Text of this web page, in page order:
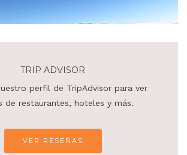
TRIP ADVISOR
perfil de TripAdvisor para ver
de restaurantes, hoteles y más.
VER RESEÑAS